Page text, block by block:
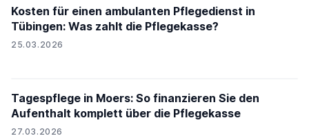
Kosten für einen ambulanten Pflegedienst in
Tübingen: Was zahlt die Pflegekasse?
25.03.2026
Tagespflege in Moers: So finanzieren Sie den
Aufenthalt komplett über die Pflegekasse
27.03.2026